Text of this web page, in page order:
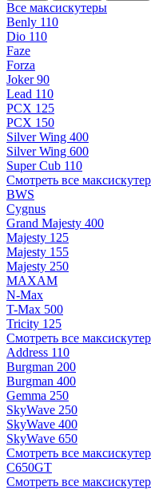
Все максискутеры
Benly 110
Dio 110
Faze
Forza
Joker 90
Lead 110
PCX 125
PCX 150
Silver Wing 400
Silver Wing 600
Super Cub 110
Смотреть все
BWS
Cygnus
Grand Majesty 400
Majesty 125
Majesty 155
Majesty 250
MAXAM
N-Max
T-Max 500
Tricity 125
Смотреть все
Address 110
Burgman 200
Burgman 400
Gemma 250
SkyWave 250
SkyWave 400
SkyWave 650
Смотреть все
C650GT
Смотреть все